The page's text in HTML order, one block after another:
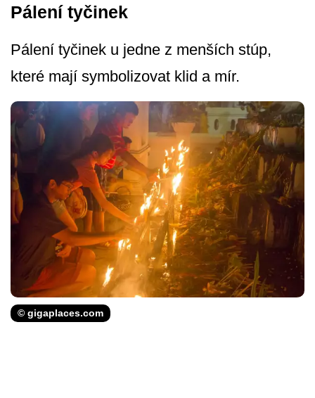
Pálení tyčinek
Pálení tyčinek u jedne z menších stúp,
které mají symbolizovat klid a mír.
© gigaplaces.com